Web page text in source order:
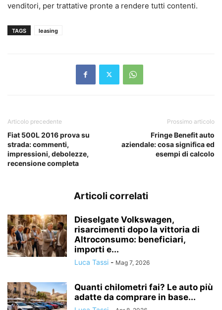
venditori, per trattative pronte a rendere tutti contenti.
TAGS leasing
Articolo precedente
Fiat 500L 2016 prova su
strada: commenti,
impressioni, debolezze,
recensione completa
Prossimo articolo
Fringe Benefit auto
aziendale: cosa significa ed
esempi di calcolo
Articoli correlati
Dieselgate Volkswagen,
risarcimenti dopo la vittoria di
Altroconsumo: beneficiari,
importi e...
Luca Tassi - Mag 7, 2026
Quanti chilometri fai? Le auto più
adatte da comprare in base...